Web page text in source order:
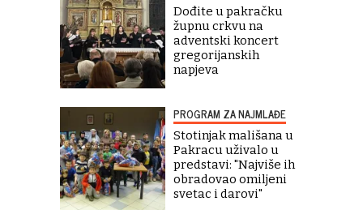
Dođite u pakračku
župnu crkvu na
adventski koncert
gregorijanskih
napjeva
PROGRAM ZA NAJMLAĐE
Stotinjak mališana u
Pakracu uživalo u
predstavi: "Najviše ih
obradovao omiljeni
svetac i darovi"